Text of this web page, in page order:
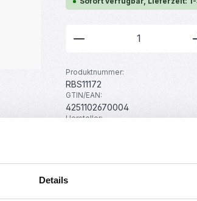
Details
Produkt Anzahl:
Produktnummer:
RBS11172
GTIN/EAN:
4251102670004
Hersteller:
6